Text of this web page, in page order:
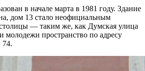
в начале марта в 1981 году. Здание
дом 13 стало неофициальным
— таким же, как Думская улица
молодежи пространство по адресу
74.